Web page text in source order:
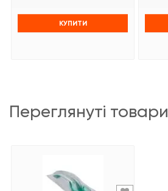
КУПИТИ
переглянуті товари